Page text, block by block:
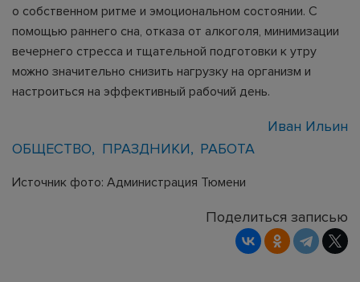
о собственном ритме и эмоциональном состоянии. С
помощью раннего сна, отказа от алкоголя, минимизации
вечернего стресса и тщательной подготовки к утру
можно значительно снизить нагрузку на организм и
настроиться на эффективный рабочий день.
Иван Ильин
ОБЩЕСТВО
ПРАЗДНИКИ РАБОТА
Источник фото: Администрация Тюмени
Поделиться записью